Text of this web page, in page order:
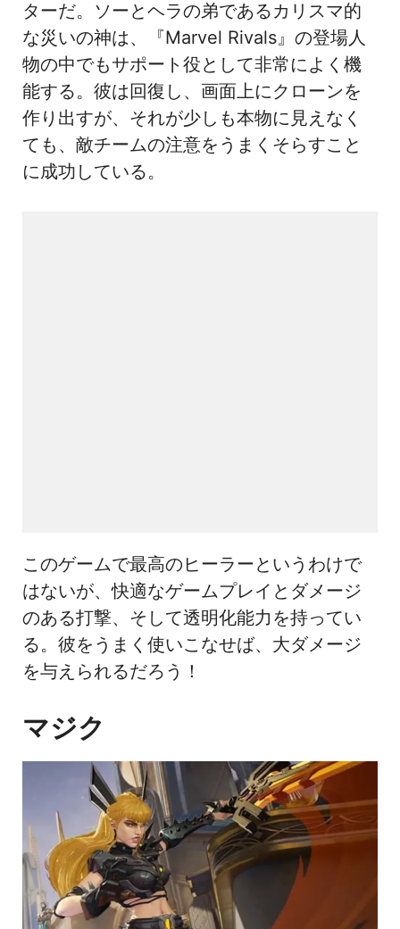
ターだ。ソーとヘラの弟であるカリスマ的
な災いの神は、『Marvel Rivals』の登場人
物の中でもサポート役として非常によく機
能する。彼は回復し、画面上にクローンを
作り出すが、それが少しも本物に見えなく
ても、敵チームの注意をうまくそらすこと
に成功している。
このゲームで最高のヒーラーというわけで
はないが、快適なゲームプレイとダメージ
のある打撃、そして透明化能力を持ってい
る。彼をうまく使いこなせば、大ダメージ
を与えられるだろう！
マジク